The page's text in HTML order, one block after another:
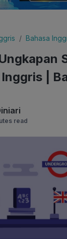
Bahasa
|
read